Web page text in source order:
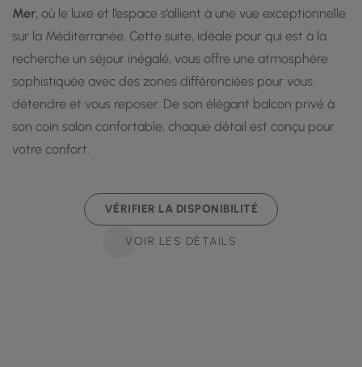
Mer, où le luxe et l’espace s’allient à une vue exceptionnelle
sur la Méditerranée. Cette suite, idéale pour qui est à la
recherche un séjour inégalé, vous offre une atmosphère
sophistiquée avec des zones différenciées pour vous
détendre et vous reposer. De son élégant balcon privé à
son coin salon confortable, chaque détail est conçu pour
votre confort.
VÉRIFIER LA DISPONIBILITÉ
VOIR LES DÉTAILS